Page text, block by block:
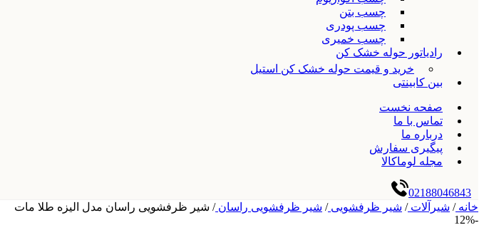
چسب بتن
چسب پودری
چسب خمیری
رادیاتور حوله خشک کن
خرید و قیمت حوله خشک کن استیل
بین کابینتی
صفحه نخست
تماس با ما
درباره ما
پیگیری سفارش
مجله لوماکالا
02188046843
خانه/ شیرآلات/ شیر ظرفشویی/ شیر ظرفشویی راسان/ شیر ظرفشویی راسان مدل الیزه طلا مات
-12%